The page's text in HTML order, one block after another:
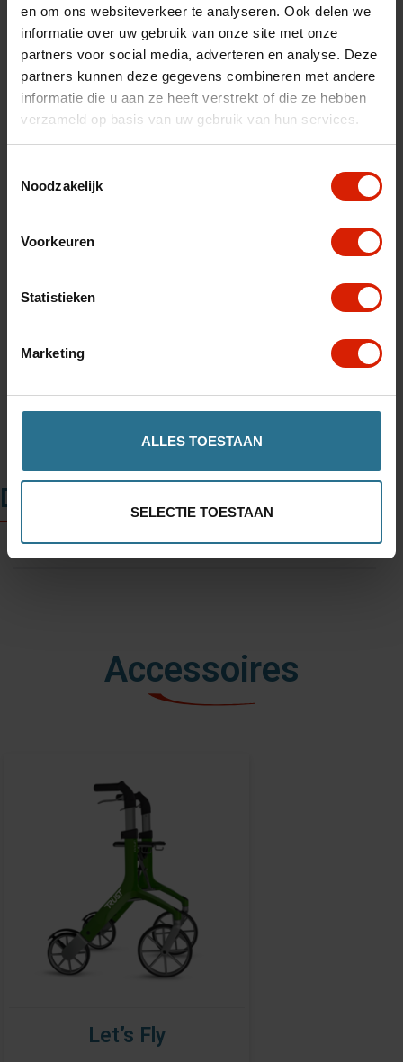
en om ons websiteverkeer te analyseren. Ook delen we
informatie over uw gebruik van onze site met onze
partners voor social media, adverteren en analyse. Deze
partners kunnen deze gegevens combineren met andere
informatie die u aan ze heeft verstrekt of die ze hebben
verzameld op basis van uw gebruik van hun services.
Noodzakelijk
Voorkeuren
Statistieken
Marketing
ALLES TOESTAAN
SELECTIE TOESTAAN
Accessoires pour votre déambulateur
Ajoutez les accessoires adaptés pour plus de confort
Découvrir les accessoires
Description
Accessoires
Let’s Fly